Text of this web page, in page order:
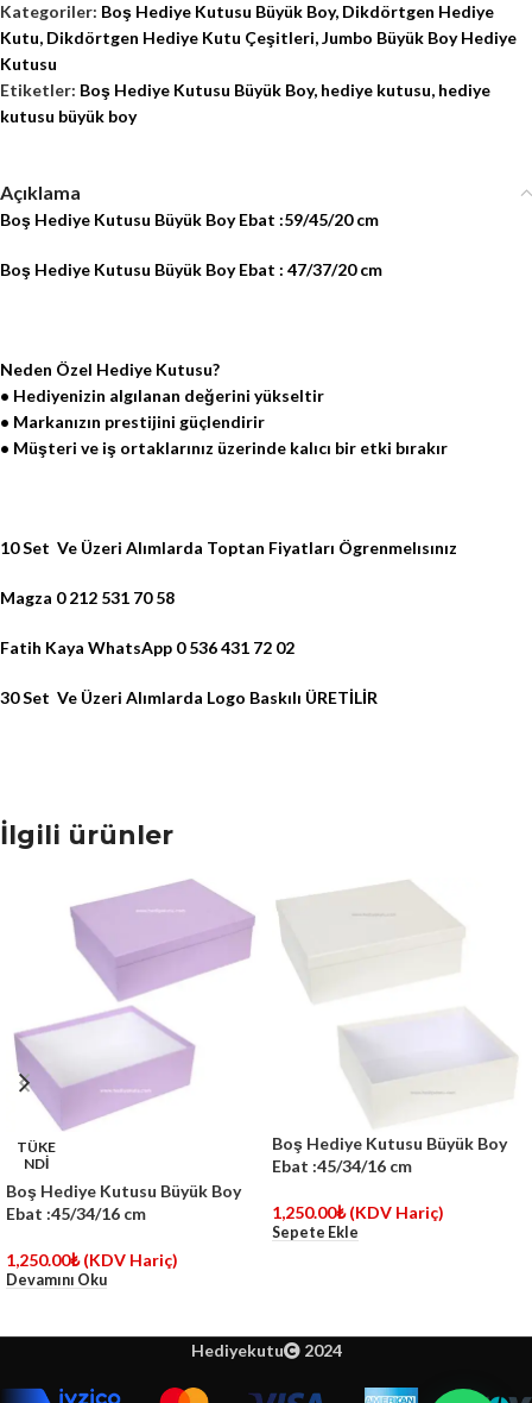
Kategoriler: Boş Hediye Kutusu Büyük Boy, Dikdörtgen Hediye
Kutu, Dikdörtgen Hediye Kutu Çeşitleri,Jumbo Büyük Boy Hediye
Kutusu
Etiketler: Boş Hediye Kutusu Büyük Boy, hediye kutusu, hediye
kutusu büyük boy
Açıklama
Boş Hediye Kutusu Büyük Boy Ebat :59/45/20 cm
Boş Hediye Kutusu Büyük Boy Ebat : 47/37/20 cm
Neden Özel Hediye Kutusu?
• Hediyenizin algılanan değerini yükseltir
• Markanızın prestijini güçlendirir
• Müşteri ve iş ortaklarınız üzerinde kalıcı bir etki bırakır
10 Set Ve Üzeri Alımlarda Toptan Fiyatları Ögrenmelısınız
Magza 0 212 531 70 58
Fatih Kaya WhatsApp 0 536 431 72 02
30 Set Ve Üzeri Alımlarda Logo Baskılı ÜRETİLİR
İlgili ürünler
TÜKE
NDİ
Boş Hediye Kutusu Büyük Boy
Ebat :45/34/16 cm
1,250.00₺ (KDV Hariç)
Devamını Oku
Boş Hediye Kutusu Büyük Boy
Ebat :45/34/16 cm
1,250.00₺ (KDV Hariç)
Sepete Ekle
Hediyekutu 2024